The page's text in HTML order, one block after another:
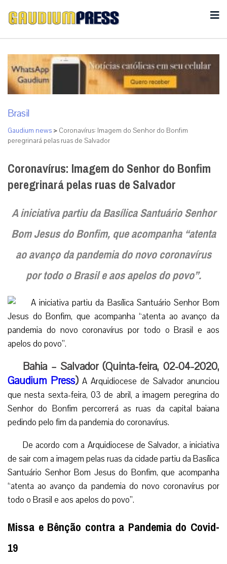
Brasil
Gaudium news > Coronavírus: Imagem do Senhor do Bonfim
peregrinará pelas ruas de Salvador
Coronavírus: Imagem do Senhor do Bonfim
peregrinará pelas ruas de Salvador
A iniciativa partiu da Basílica Santuário Senhor
Bom Jesus do Bonfim, que acompanha “atenta
ao avanço da pandemia do novo coronavírus
por todo o Brasil e aos apelos do povo”.
Bahia – Salvador (Quinta-feira, 02-04-2020,
Gaudium Press) A Arquidiocese de Salvador anunciou
que nesta sexta-feira, 03 de abril, a imagem peregrina do
Senhor do Bonfim percorrerá as ruas da capital baiana
pedindo pelo fim da pandemia do coronavírus.
De acordo com a Arquidiocese de Salvador, a iniciativa
de sair com a imagem pelas ruas da cidade partiu da Basílica
Santuário Senhor Bom Jesus do Bonfim, que acompanha
“atenta ao avanço da pandemia do novo coronavírus por
todo o Brasil e aos apelos do povo”.
Missa e Bênção contra a Pandemia do Covid-
19